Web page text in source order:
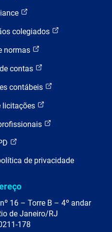
colegiados
normas
contas
contábeis
licitações
de privacidade
16 – Torre B – 4º andar
de Janeiro/RJ
178